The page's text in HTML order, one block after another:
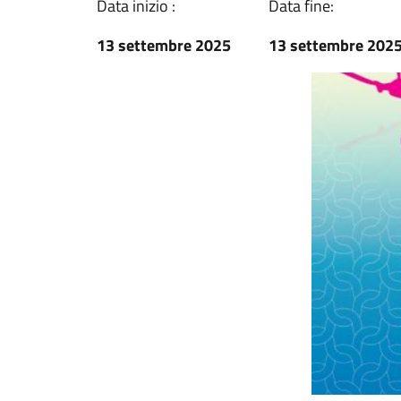
Data inizio :
13 settembre 2025
Data fine:
13 settembre